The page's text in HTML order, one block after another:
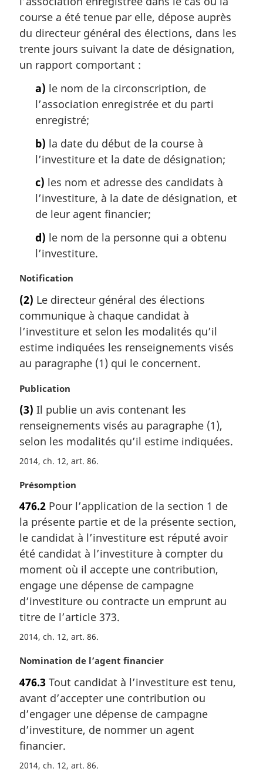
a
g
i
n
course a été tenue par elle, dépose auprès
du directeur général des élections, dans les
trente jours suivant la date de désignation,
un rapport comportant :
a) le nom de la circonscription, de
l’association enregistrée et du parti
enregistré;
b) la date du début de la course à
l’investiture et la date de désignation;
c) les nom et adresse des candidats à
l’investiture, à la date de désignation, et
de leur agent financier;
d) le nom de la personne qui a obtenu
l’investiture.
N
t
e
m
a
g
n
a
e
:
Notification
(2) Le directeur général des élections
communique à chaque candidat à
l’investiture et selon les modalités qu’il
estime indiquées les renseignements visés
au paragraphe (1) qui le concernent.
N
t
e
m
r
i
n
a
e
:
Publication
(3) Il publie un avis contenant les
renseignements visés au paragraphe (1),
selon les modalités qu’il estime indiquées.
2014, ch. 12, art. 86
N
t
e
m
a
g
i
n
a
e
Présomption
476.2 Pour l’application de la section 1 de
la présente partie et de la présente section,
le candidat à l’investiture est réputé avoir
été candidat à l’investiture à compter du
moment où il accepte une contribution,
engage une dépense de campagne
d’investiture ou contracte un emprunt au
titre de l’article 373.
2014, ch. 12, art. 86
N
t
e
m
a
r
g
i
Nomination de l’agent financier
476.3 Tout candidat à l’investiture est tenu,
avant d’accepter une contribution ou
d’engager une dépense de campagne
d’investiture, de nommer un agent
financier.
2014, ch. 12, art. 86